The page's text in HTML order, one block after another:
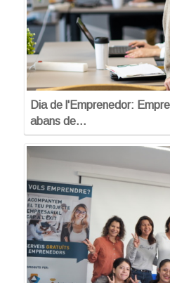
Dia de l'Emprenedor:
abans de…